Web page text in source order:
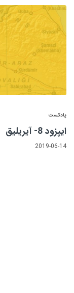
پادکست
ایپزود 8- آیریلیق
2019-06-14